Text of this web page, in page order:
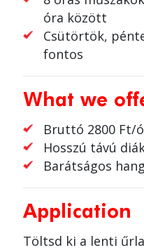
óra között
Csütörtök,
fontos
What we
Bruttó 2800 Ft/
Hosszú távú
Barátságos
Application
Töltsd ki a lenti